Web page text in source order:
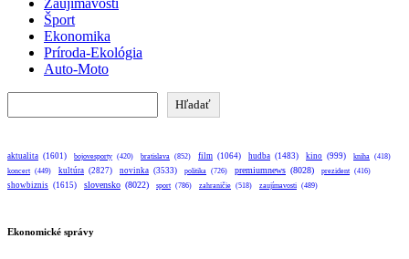
Zaujímavosti
Šport
Ekonomika
Príroda-Ekológia
Auto-Moto
Hľadať
aktualita (1601) bojovesporty (420) bratislava (852) film (1064) hudba (1483) kino (999) kniha (418)
koncert (449) kultúra (2827) novinka (3533) politika (726) premiumnews (8028) prezident (416)
showbiznis (1615) slovensko (8022) sport (786) zahraničie (518) zaujímavosti (489)
Ekonomické správy